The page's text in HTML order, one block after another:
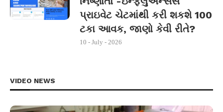
પ્રાઇવેટ ચેટમાંથી કરી શકશે 100
ટકા આવક, જાણો કેવી રીતે?
10 - July - 2026
VIDEO NEWS